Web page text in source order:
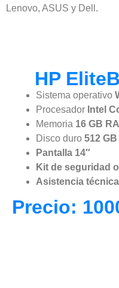
Lenovo, ASUS y Dell.
HP
Sistema operativo
Procesador Intel
Memoria 16 GB
Disco duro 512 GB
Pantalla 14″
Kit de seguridad
Asistencia
Precio: